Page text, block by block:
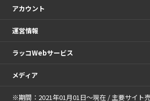
アカウント
運営情報
ラッコWebサービス
メディア
※期間：2021年01月01日～現在 / 主要サイト